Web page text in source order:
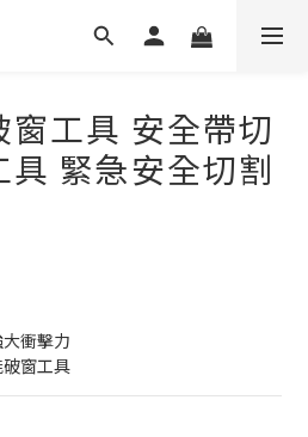
工具 安全帶切
緊急安全切割
衝擊力
破窗工具